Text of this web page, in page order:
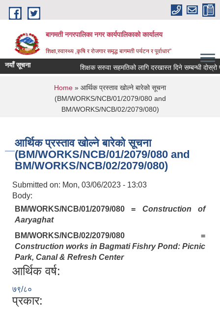
Skip to main content
बागमती नगरपालिका नगर कार्यपालिकाको कार्यालय
शिक्षा,स्वास्थ्य ,कृषि र रोजगार समृद्ध बागमती पर्यटन र पूर्वाधार”
नयाँ सूचना शिक्षक सरुवा सहमतिको लागि दरखास्त दिने सम्बन्धी
You are here
Home » आर्थिक प्रस्ताव खोल्ने बारेको सूचना
(BM/WORKS/NCB/01/2079/080 and
BM/WORKS/NCB/02/2079/080)
आर्थिक प्रस्ताव खोल्ने बारेको सूचना
(BM/WORKS/NCB/01/2079/080 and
BM/WORKS/NCB/02/2079/080)
Submitted on: Mon, 03/06/2023 - 13:03
Body:
BM/WORKS/NCB/01/2079/080 = Construction of
Aaryaghat
BM/WORKS/NCB/02/2079/080 =
Construction works in Bagmati Fishry Pond: Picnic
Park, Canal & Refresh Center
आर्थिक वर्ष:
७९/८०
प्रकार: